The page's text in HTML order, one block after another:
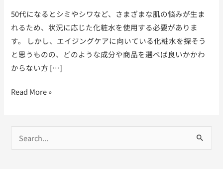
50代になるとシミやシワなど、さまざまな肌の悩みが生ま
れるため、状況に応じた化粧水を使用する必要がありま
す。 しかし、エイジングケアに向いている化粧水を探そう
と思うものの、どのような成分や商品を選べば良いかかわ
からない方 […]
お
す
す
め
の
粧
は？
し
Read More »